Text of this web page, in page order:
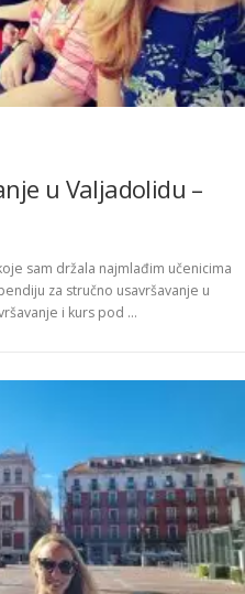
u Valjadolidu –
sam držala najmlađim učenicima
za stručno usavršavanje u
i kurs pod …